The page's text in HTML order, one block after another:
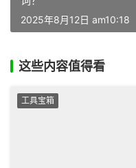
2025年8月12日 am10:18
这些内容值得看
工具宝箱